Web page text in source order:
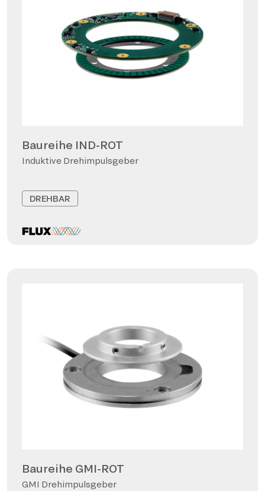
Baureihe IND-ROT
Induktive Drehimpulsgeber
DREHBAR
Baureihe GMI-ROT
GMI Drehimpulsgeber